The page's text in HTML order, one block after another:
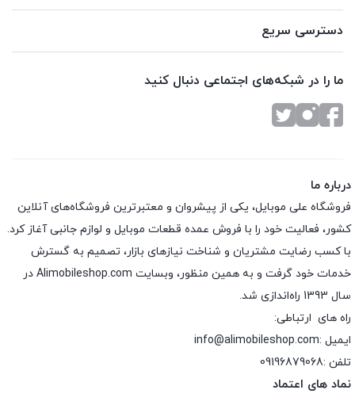
دسترسی سریع
ما را در شبکه‌های اجتماعی دنبال کنید
درباره ما
فروشگاه علی موبایل، یکی از پیشروان و معتبرترین فروشگاه‌های آنلاین
کشور، فعالیت خود را با فروش عمده قطعات موبایل و لوازم جانبی آغاز کرد.
با کسب رضایت مشتریان و شناخت نیازهای بازار، تصمیم به گسترش
خدمات خود گرفت و به همین منظور، وبسایت Alimobileshop.com در
سال 1393 راه‌اندازی شد.
راه های ارتباطی:
ایمیل :info@alimobileshop.com
تلفن :09196879068
نماد های اعتماد